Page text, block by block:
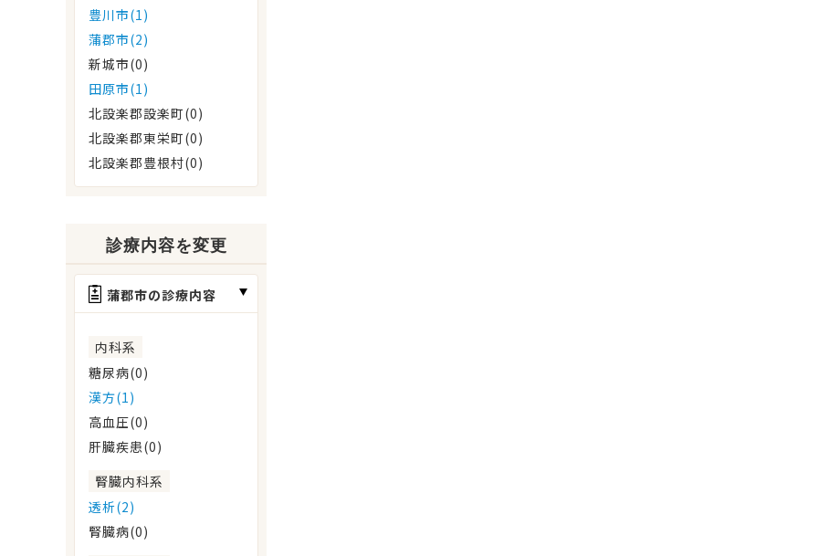
豊川市(1)
蒲郡市(2)
新城市(0)
田原市(1)
北設楽郡設楽町(0)
北設楽郡東栄町(0)
北設楽郡豊根村(0)
診療内容を変更
蒲郡市の診療内容
内科系
糖尿病(0)
漢方(1)
高血圧(0)
肝臓疾患(0)
腎臓内科系
透析(2)
腎臓病(0)